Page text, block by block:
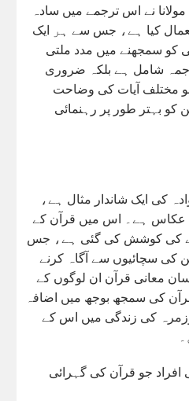
نے اس ترجمے میں سادہ
کیا ہے، جس سے ہر ایک
کو سمجھنے میں مدد ملتی
شامل ہے بلکہ ضروری
مختلف آیات کی وضاحت
بہتر طور پر رہنمائی
کی ایک شاندار مثال ہے،
عکاس ہے۔ اس میں قرآن کے
کی کوشش کی گئی ہے، جس
کی سچائیوں سے آگاہ کرنے
معانی قرآن ان لوگوں کے
کی سمجھ بوجھ میں اضافہ
کی زندگی میں اس کے
افراد جو قرآن کی گہرائی